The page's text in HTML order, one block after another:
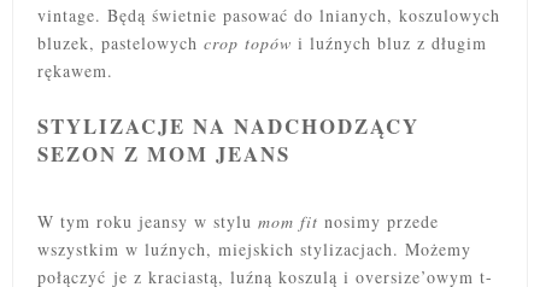
vintage. Będą świetnie pasować do lnianych, koszulowych
bluzek, pastelowych crop topów i luźnych bluz z długim
rękawem.
STYLIZACJE NA NADCHODZĄCY
SEZON Z MOM JEANS
W tym roku jeansy w stylu mom fit nosimy przede
wszystkim w luźnych, miejskich stylizacjach. Możemy
połączyć je z kraciastą, luźną koszulą i oversize’owym t-